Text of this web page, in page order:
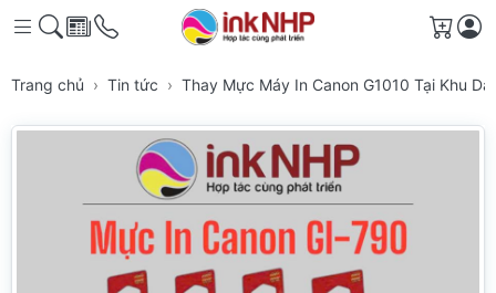
Giỏ
Trang chủ Tin tức Thay Mực Máy In Canon G1010 Tại Khu